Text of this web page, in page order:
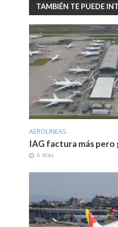
TAMBIÉN TE PUEDE
AEROLINEAS
IAG factura más pero
6 días